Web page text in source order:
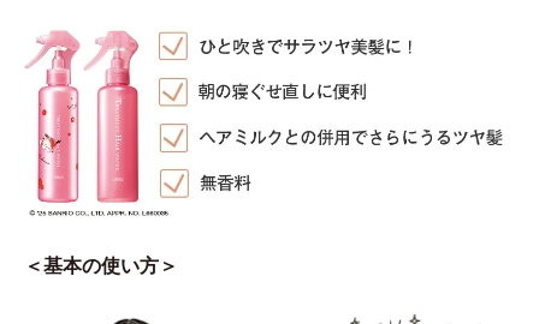
＜基本の使い方＞